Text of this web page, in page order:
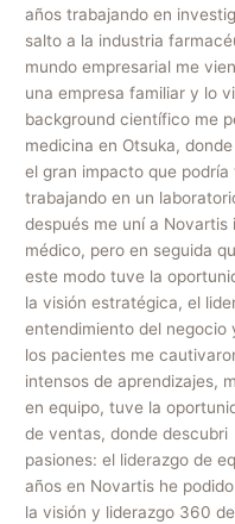
años trabajando en
salto a la industria
mundo empresarial me
una empresa familiar y lo
background científico me
medicina en Otsuka,
el gran impacto que
trabajando en un
después me uní a
médico, pero en seguida
este modo tuve la
la visión estratégica, el
entendimiento del negocio
los pacientes me
intensos de aprendizajes,
en equipo, tuve la
de ventas, donde
pasiones: el liderazgo de
años en Novartis he
la visión y liderazgo 360